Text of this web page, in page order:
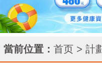
當前位置： 首页 > 計